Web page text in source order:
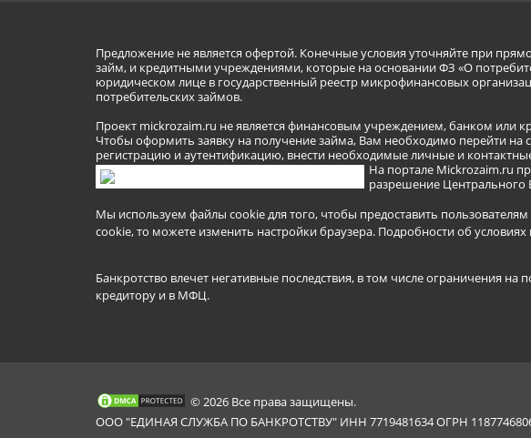
Предложение не является офертой. Конечные условия уточняйте при
займ, и кредитными учреждениями, которые на основании ФЗ «О
юридическом лице в государственный реестр микрофинансовых
потребительских займов.
Проект mickrozaim.ru не является финансовым учреждением, банком или
Чтобы оформить заявку на получение займа, Вам необходимо перейти
регистрацию и аутентификацию, внести необходимые личные и
На портале Mickrozaim.ru
разрешение Центрального
Мы используем файлы cookie для того, чтобы предоставить
cookie, то можете изменить настройки браузера. Подробности об условиях
Банкротство влечет негативные последствия, в том числе ограничения
кредитору и в МФЦ.
© 2026 Все права защищены.
ООО "ЕДИНАЯ СЛУЖБА ПО БАНКРОТСТВУ" ИНН 7719481634 ОГРН